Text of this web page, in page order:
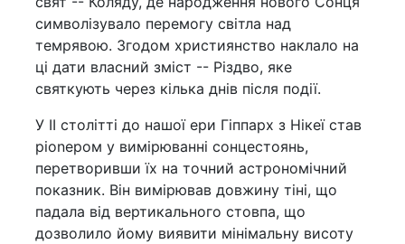
символізувало перемогу світла над
темрявою. Згодом християнство наклало на
ці дати власний зміст -- Різдво, яке
святкують через кілька днів після події.
У II столітті до нашої ери Гіппарх з Нікеї став
pionером у вимірюванні сонцестоянь,
перетворивши їх на точний астрономічний
показник. Він вимірював довжину тіні, що
падала від вертикального стовпа, що
дозволило йому виявити мінімальну висоту